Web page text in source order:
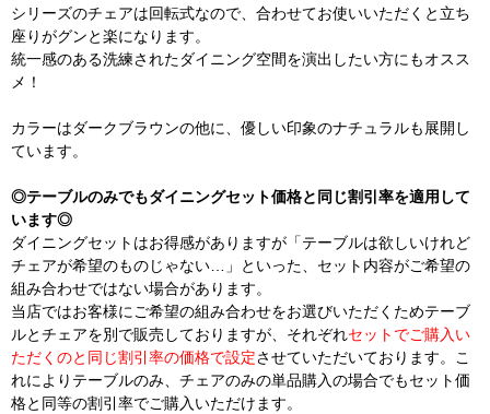
シリーズのチェアは回転式なので、合わせてお使いいただくと立ち
座りがグンと楽になります。
統一感のある洗練されたダイニング空間を演出したい方にもオスス
メ！
カラーはダークブラウンの他に、優しい印象のナチュラルも展開し
ています。
◎テーブルのみでもダイニングセット価格と同じ割引率を適用して
います◎
ダイニングセットはお得感がありますが「テーブルは欲しいけれど
チェアが希望のものじゃない…」といった、セット内容がご希望の
組み合わせではない場合があります。
当店ではお客様にご希望の組み合わせをお選びいただくためテーブ
ルとチェアを別で販売しておりますが、それぞれセットでご購入い
ただくのと同じ割引率の価格で設定させていただいております。こ
れによりテーブルのみ、チェアのみの単品購入の場合でもセット価
格と同等の割引率でご購入いただけます。